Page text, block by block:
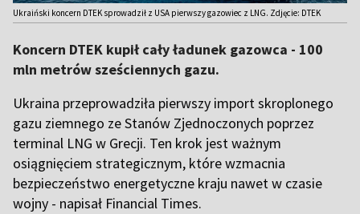
Ukraiński koncern DTEK sprowadził z USA pierwszy gazowiec z LNG. Zdjęcie: DTEK
Koncern DTEK kupił cały ładunek gazowca - 100
mln metrów sześciennych gazu.
Ukraina przeprowadziła pierwszy import skroplonego
gazu ziemnego ze Stanów Zjednoczonych poprzez
terminal LNG w Grecji. Ten krok jest ważnym
osiągnięciem strategicznym, które wzmacnia
bezpieczeństwo energetyczne kraju nawet w czasie
wojny - napisał Financial Times.